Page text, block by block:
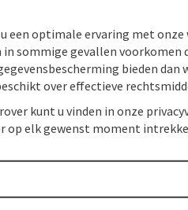
een optimale ervaring met
in sommige gevallen voorkomen
bieden
over effectieve
kunt u vinden in onze
op elk gewenst moment